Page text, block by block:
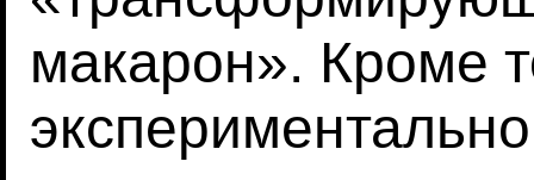
макарон». Кроме